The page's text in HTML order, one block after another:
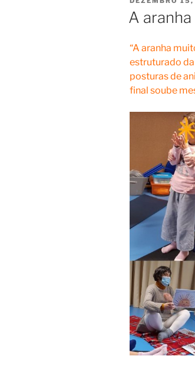
A
“A aranha
estruturado
posturas de
final soube